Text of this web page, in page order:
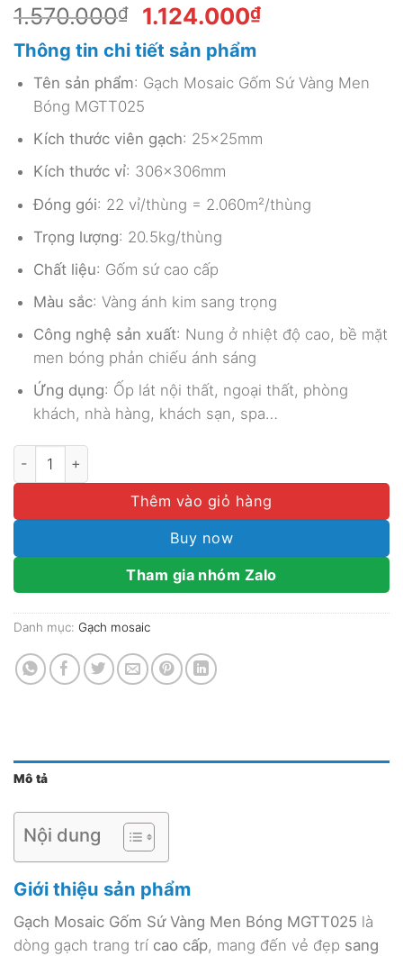
1.570.000₫
Giá
gốc
là:
1.570.000₫.
1.124.000₫Giá
là:
Thông tin chi tiết sản phẩm
Tên sản phẩm: Gạch Mosaic Gốm Sứ Vàng Men
Bóng MGTT025
Kích thước viên gạch: 25x25mm
Kích thước vỉ: 306x306mm
Đóng gói: 22 vỉ/thùng = 2.060m²/thùng
Trọng lượng: 20.5kg/thùng
Chất liệu: Gốm sứ cao cấp
Màu sắc: Vàng ánh kim sang trọng
Công nghệ sản xuất: Nung ở nhiệt độ cao, bề mặt
men bóng phản chiếu ánh sáng
Ứng dụng: Ốp lát nội thất, ngoại thất, phòng
khách, nhà hàng, khách sạn, spa…
GẠCH MOSAIC GỐM SỨ VÀNG MEN BÓNG MGTT025 số
Thêm vào giỏ hàng
Buy now
Tham gia nhóm Zalo
Danh mục: Gạch mosaic
Mô tả
Nội dung
Giới thiệu sản phẩm
Gạch Mosaic Gốm Sứ Vàng Men Bóng MGTT025 là
dòng gạch trang trí cao cấp, mang đến vẻ đẹp sang